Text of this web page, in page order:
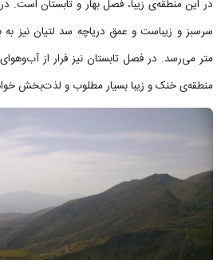
در این منطقه‌ی زیبا، فصل بهار و تابستان است.
متر می‌رسد. در فصل تابستان نیز فرار از
منطقه‌ی خنک و زیبا بسیار مطلوب و لذت‌بخش